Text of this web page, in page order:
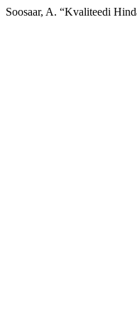
Soosaar, A. “Kvaliteedi